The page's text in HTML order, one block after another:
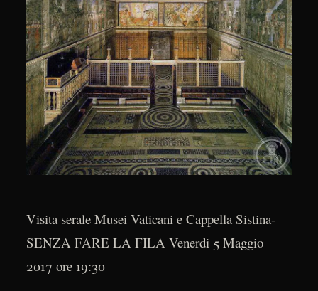
Visita serale Musei Vaticani e Cappella Sistina-
SENZA FARE LA FILA Venerdi 5 Maggio
2017 ore 19:30